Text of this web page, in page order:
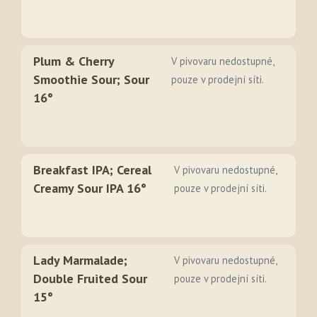
Plum & Cherry
Smoothie Sour; Sour
16°
V pivovaru nedostupné,
pouze v prodejní síti.
Breakfast IPA; Cereal
Creamy Sour IPA 16°
V pivovaru nedostupné,
pouze v prodejní síti.
Lady Marmalade;
Double Fruited Sour
15°
V pivovaru nedostupné,
pouze v prodejní síti.